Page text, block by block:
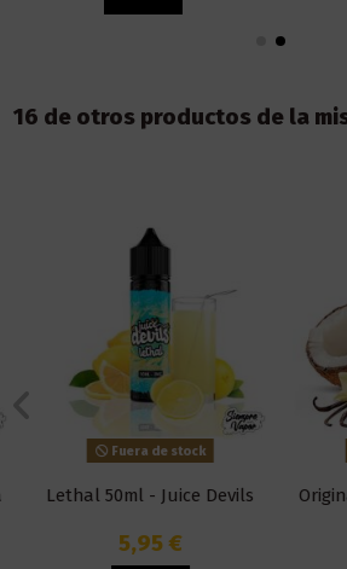
16 de otros productos de la
Fuera de stock
Lethal 50ml - Juice Devils
5,95 €